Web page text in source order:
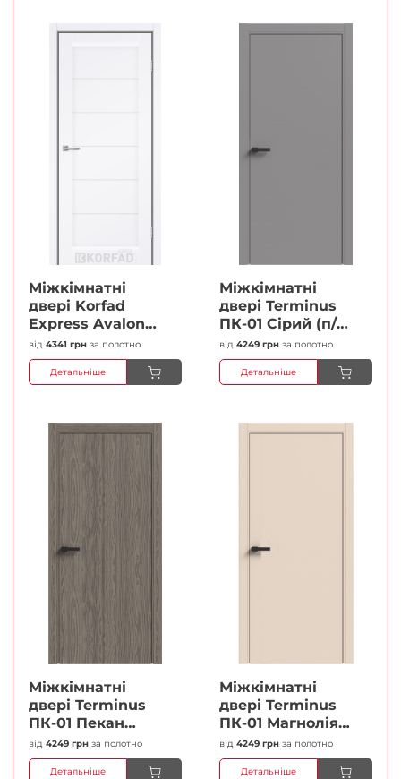
Міжкімнатні
двері Korfad
Express Avalon
Білий мат
Кристал
Антискретч
від 4341 грн за полотно
Детальніше
Міжкімнатні
двері Terminus
ПК-01 Сірий (п/п)
Глухі Плівка
від 4249 грн за полотно
Детальніше
Міжкімнатні
двері Terminus
ПК-01 Пекан
Глухі Плівка
від 4249 грн за полотно
Детальніше
Міжкімнатні
двері Terminus
ПК-01 Магнолія
Глухі Плівка
від 4249 грн за полотно
Детальніше